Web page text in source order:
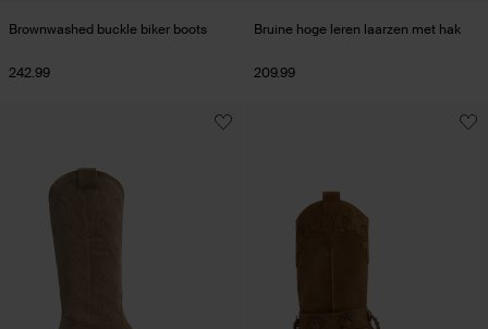
Brownwashed buckle biker boots
242.99
Bruine hoge leren laarzen met hak
209.99